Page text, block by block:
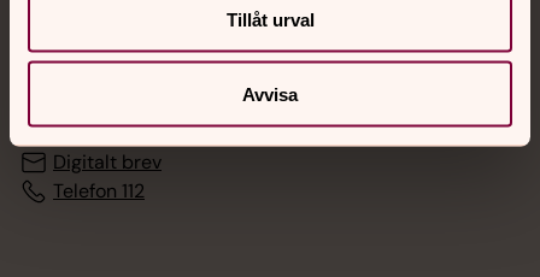
Tillåt urval
Avvisa
Akut samtals- och krisstöd. Prata eller chatta anonymt
med en präst på kvällar och nätter.
Chatt
Digitalt brev
Telefon 112